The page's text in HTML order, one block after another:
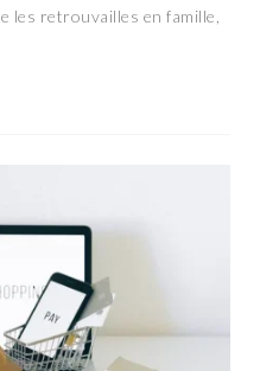
les retrouvailles en famille,